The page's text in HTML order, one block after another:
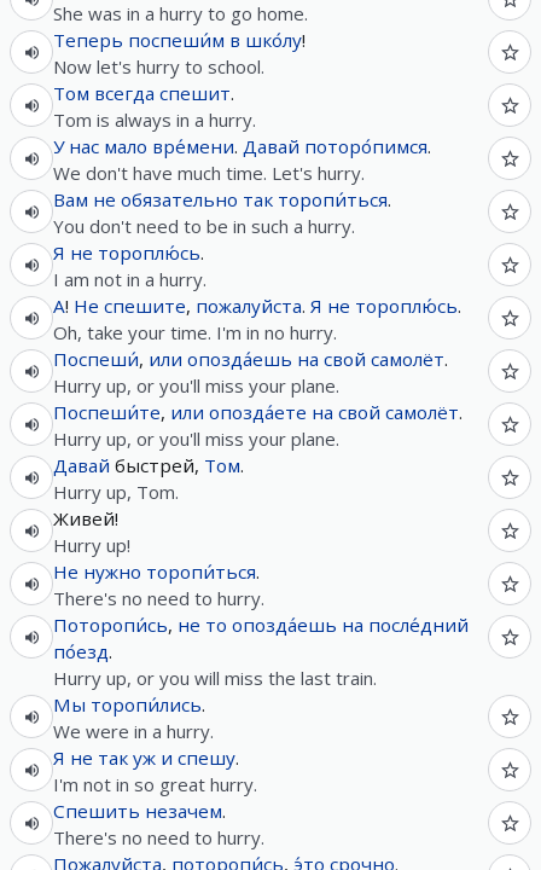
She was in a hurry to go home.
Теперь поспеши́м в шко́лу!
Now let's hurry to school.
Том всегда спешит.
Tom is always in a hurry.
У нас мало вре́мени. Давай поторо́пимся.
We don't have much time. Let's hurry.
Вам не обязательно так торопи́ться.
You don't need to be in such a hurry.
Я не тороплю́сь.
I am not in a hurry.
А! Не спешите, пожалуйста. Я не тороплю́сь.
Oh, take your time. I'm in no hurry.
Поспеши́, или опозда́ешь на свой самолёт.
Hurry up, or you'll miss your plane.
Поспеши́те, или опозда́ете на свой самолёт.
Hurry up, or you'll miss your plane.
Давай быстрей, Том.
Hurry up, Tom.
Живей!
Hurry up!
Не нужно торопи́ться.
There's no need to hurry.
Поторопи́сь, не то опозда́ешь на после́дний
по́езд.
Hurry up, or you will miss the last train.
Мы торопи́лись.
We were in a hurry.
Я не так уж и спешу.
I'm not in so great hurry.
Спешить незачем.
There's no need to hurry.
Пожалуйста, поторопи́сь, э́то срочно.